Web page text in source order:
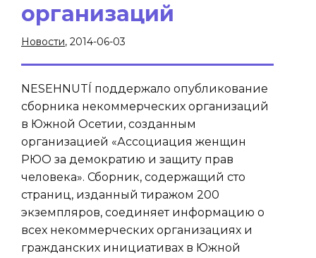
организаций
Новости, 2014-06-03
NESEHNUTÍ поддержало опубликование
сборника некоммерческих организаций
в Южной Осетии, созданным
организацией «Ассоциация женщин
РЮО за демократию и защиту прав
человека». Сборник, содержащий сто
страниц, изданный тиражом 200
экземпляров, соединяет информацию о
всех некоммерческих организациях и
гражданских инициативах в Южной